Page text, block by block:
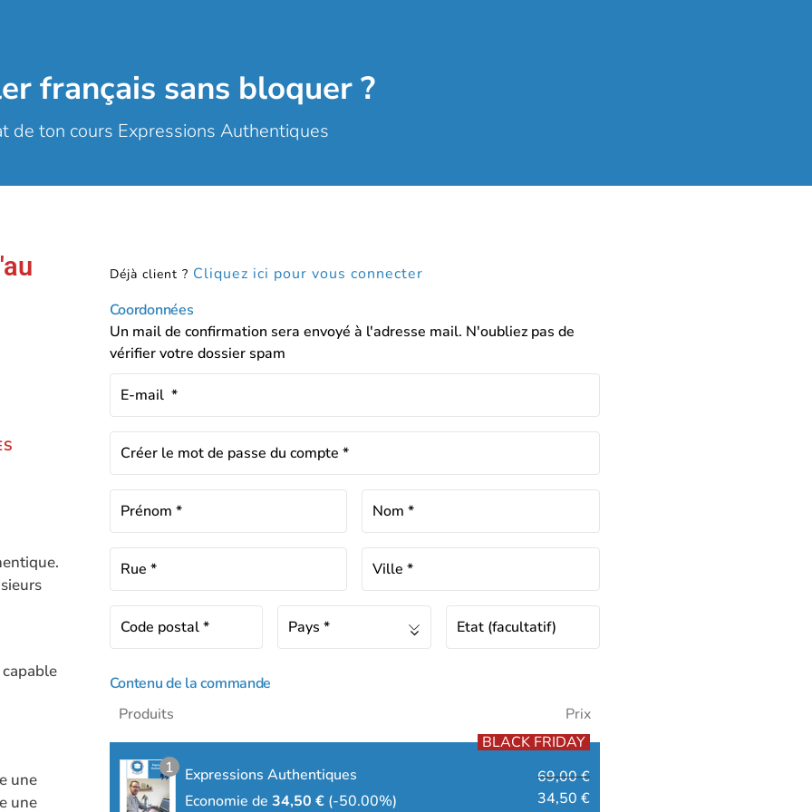
français sans bloquer ?
de ton cours Expressions Authentiques
une
une
Déjà client ? Cliquez ici pour vous connecter
Coordonnées
Un mail de confirmation sera envoyé à l'adresse mail. N'oubliez pas de
vérifier votre dossier spam
E-mail *
Créer le mot de passe du compte *
Prénom * Nom*
Rue * Ville*
Code postal* Pays* Etat (facultatif)
Contenu de la commande
Produits
Prix
BLACK FRIDAY
1
Expressions Authentiques
Economie de 34,50 €(-50.00%)
69,00€
34,50 €